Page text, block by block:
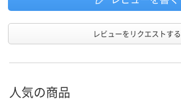
レビューをリクエストする
人気の商品